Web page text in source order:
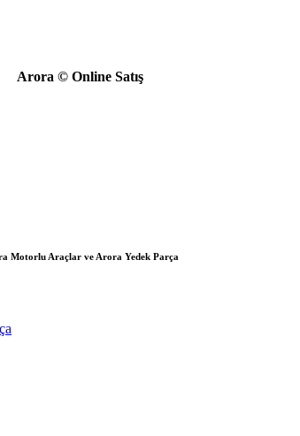
Arora © Online Satış
Motorlu Araçlar ve Arora Yedek Parça